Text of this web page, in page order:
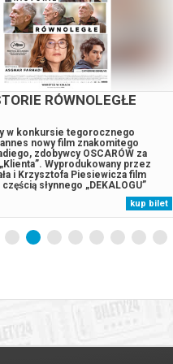
POWER NEW EDITION +
ORGANEK / MIUOSH
Popek – flet altowy Rasm
Jorgos Skolias – wokal
Kiniorski – saksofony Alek
Przemek Florczak –
Główczewski – saksofony Józek
Jerzy Małek – trąbka Cyprian
Bronek Duży – puzon Grzegorz
Marcin Pospieszalski – gitara
Lemańczyk – instrumenty
kup bilet